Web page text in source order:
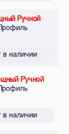
Ручной
в наличии
Ручной
в наличии